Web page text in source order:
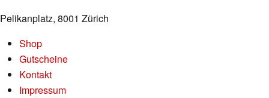
Pelikanplatz, 8001 Zürich
Shop
Gutscheine
Kontakt
Impressum